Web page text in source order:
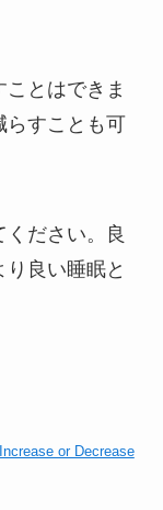
とはできま
らすことも可
ださい。良
良い睡眠と
or Decrease